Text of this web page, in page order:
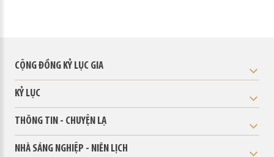
CỘNG ĐỒNG KỶ LỤC GIA
KỶ LỤC
THÔNG TIN - CHUYỆN LẠ
NHÀ SÁNG NGHIỆP - NIÊN LỊCH